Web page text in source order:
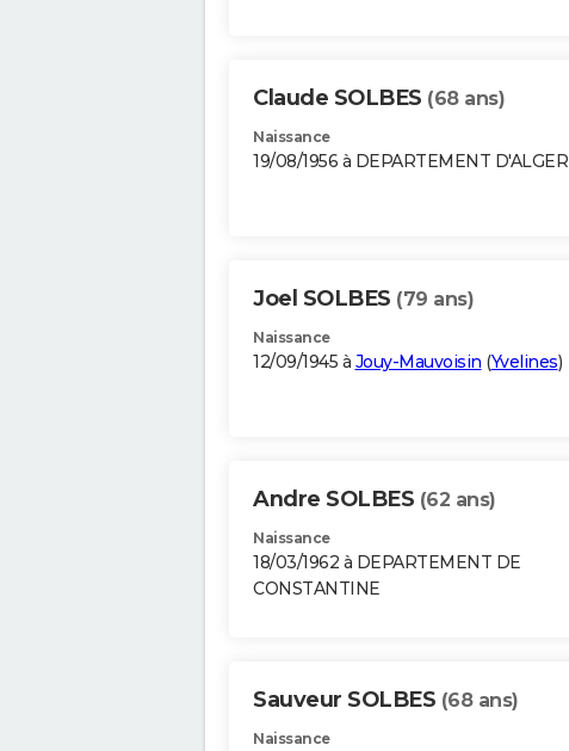
Claude SOLBES (68 ans)
Naissance
19/08/1956 à DEPARTEMENT D'ALGER
Joel SOLBES (79 ans)
Naissance
12/09/1945 à Jouy-Mauvoisin (Yvelines)
Andre SOLBES (62 ans)
Naissance
18/03/1962 à DEPARTEMENT DE
CONSTANTINE
Sauveur SOLBES (68 ans)
Naissance